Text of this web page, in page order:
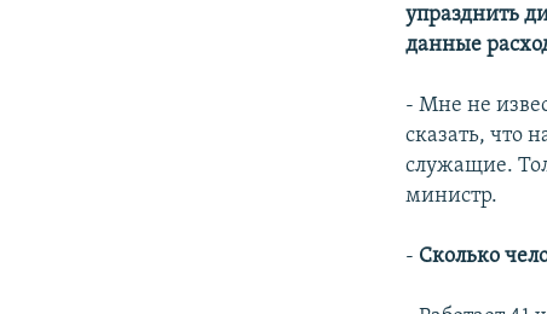
упразднить
данные
- Мне не
сказать, что
служащие.
министр.
- Сколько